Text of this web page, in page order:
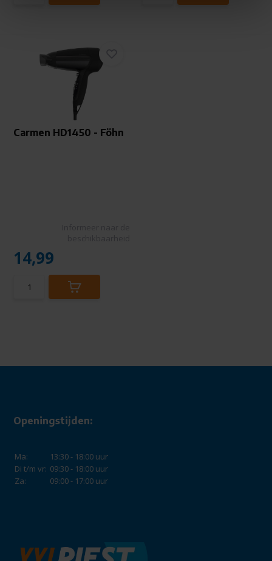
Carmen HD1450 - Föhn
14,99
Openingstijden:
Ma:
13:30 - 18:00 uur
Di t/m vr: 09:30 - 18:00 uur
Za:
09:00 - 17:00 uur